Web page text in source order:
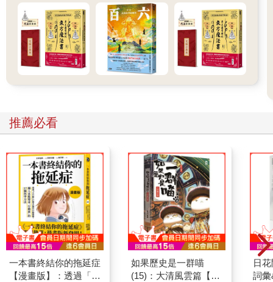
候，一鼓力量禁止她們前進，她們憶述指，入口有一種陰深、寒
氣，讓人感到很不舒服，兩個人坐在一旁，看了一會也不敢上
前，於是轉頭就走了。第二天鼓起勇氣回去，卻怎樣也找不著。
明明在外面做了記號，下山的時候也拍了照片，雖然走的時候已
日落，但她們都很用心記著原路足跡，第二天回去的時候就是找
不到。她們認為當天就應該嘗試進去，不然可能一生再也沒有機
會找到了。生命裡所決定的每一件事，不論是大是小都會影響我
同等重要的，只是大部分人沒有察覺到。假設素桑當日沒有決定
去印度、沒有認識她的老師，素桑相信她絕對不會是今天的素
當素桑說話時，那顆看起來很亮的星星，好像突然間來到她們面
前，素桑都看見了，它散發著一種柔和的光近乎催眠地籠罩著她
們，她的內心如湖水般平靜，像跟天空大地一同呼吸，然後那顆
星沒有任何預兆，在一剎那消失得無影無蹤。
她們對看，在對方的眼中見到自己，明亮而充盈。
第二章 香港鬧市中的水晶店
當我們正覺得人類的科技十分先進的時候，還是解不開金字塔建
造之迷，裡面所暗示的死後世界，不正是現代的神祕主義追求者
苦苦思量仍不得其解的嗎？哥貝克力石陣（Gobekli Tepe）那些巨
石和雕刻的圖案要說的是什麼？復活節島的石像，麥田圈所要表
推薦必看
一本書終結你的拖延症
【漫畫版】：透過「小
如果歷史是一群喵
(15)：大清風雲篇【萌
日
詞